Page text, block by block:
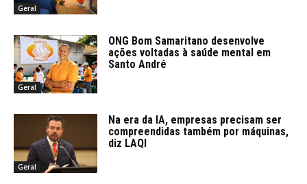
Geral
Geral
ONG Bom Samaritano desenvolve
ações voltadas à saúde mental em
Santo André
Geral
Na era da IA, empresas precisam ser
compreendidas também por máquinas,
diz LAQI